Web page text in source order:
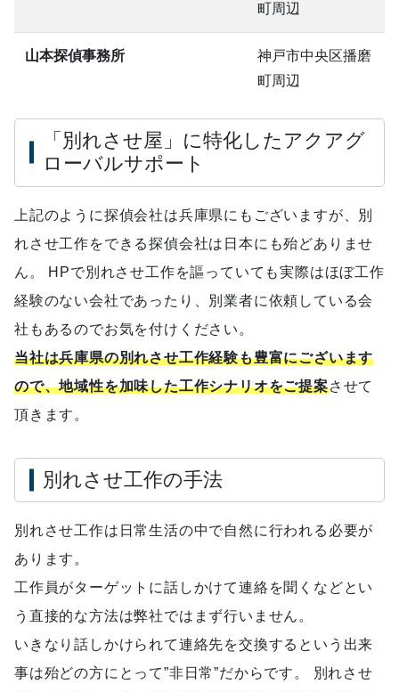
町周辺
山本探偵事務所
神戸市中央区播磨
町周辺
「別れさせ屋」に特化したアクアグ
ローバルサポート
上記のように探偵会社は兵庫県にもございますが、別
れさせ工作をできる探偵会社は日本にも殆どありませ
ん。 HPで別れさせ工作を謳っていても実際はほぼ工作
経験のない会社であったり、別業者に依頼している会
社もあるのでお気を付けください。
当社は兵庫県の別れさせ工作経験も豊富にございます
ので、地域性を加味した工作シナリオをご提案させて
頂きます。
別れさせ工作の手法
別れさせ工作は日常生活の中で自然に行われる必要が
あります。
工作員がターゲットに話しかけて連絡を聞くなどとい
う直接的な方法は弊社ではまず行いません。
いきなり話しかけられて連絡先を交換するという出来
事は殆どの方にとって”非日常”だからです。 別れさせ